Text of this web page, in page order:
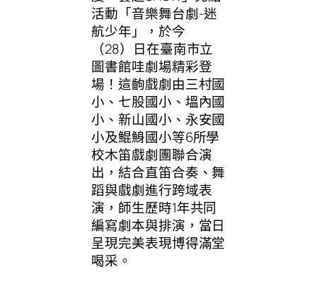
活動「音樂舞台劇-迷
航少年」，於今
（28）日在臺南市立
圖書館哇劇場精彩登
場！這齣戲劇由三村國
小、七股國小、塭內國
小、新山國小、永安國
小及鯤鯓國小等6所學
校木笛戲劇團聯合演
出，結合直笛合奏、舞
蹈與戲劇進行跨域表
演，師生歷時1年共同
編寫劇本與排演，當日
呈現完美表現博得滿堂
喝采。